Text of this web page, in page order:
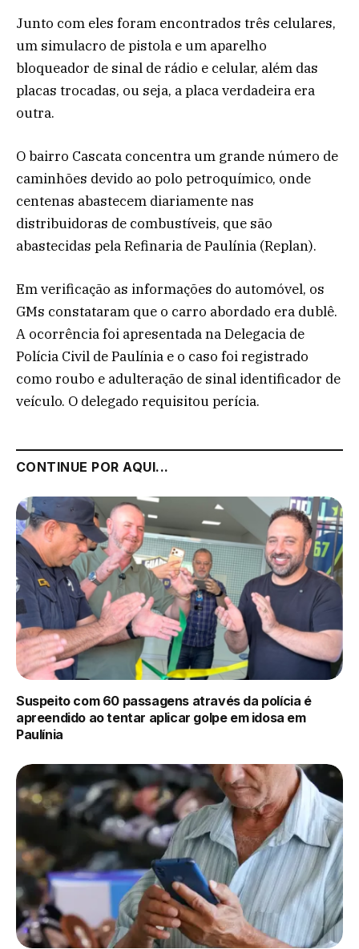
Junto com eles foram encontrados três celulares,
um simulacro de pistola e um aparelho
bloqueador de sinal de rádio e celular, além das
placas trocadas, ou seja, a placa verdadeira era
outra.
O bairro Cascata concentra um grande número de
caminhões devido ao polo petroquímico, onde
centenas abastecem diariamente nas
distribuidoras de combustíveis, que são
abastecidas pela Refinaria de Paulínia (Replan).
Em verificação as informações do automóvel, os
GMs constataram que o carro abordado era dublê.
A ocorrência foi apresentada na Delegacia de
Polícia Civil de Paulínia e o caso foi registrado
como roubo e adulteração de sinal identificador de
veículo. O delegado requisitou perícia.
CONTINUE POR AQUI...
Suspeito com 60 passagens através da polícia é
apreendido ao tentar aplicar golpe em idosa em
Paulínia